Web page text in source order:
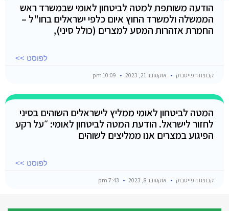
הודעה משותפת למטה לביטחון לאומי שבמשרד ראש
הממשלה ולמשרד החוץ איום כלפי ישראלים בחו"ל –
החמרת אזהרות המסע למצרים (כולל סיני),
לפוסט >>
קבוצת הפייסבוק אוקטובר 21, 2023
המטה לביטחון לאומי ממליץ לישראלים השוהים בסיני
לחזור לישראל. הודעת המטה לביטחון לאומי: ״על רקע
הפיגוע במצרים אנו ממליצים לשוהים
לפוסט >>
קבוצת הפייסבוק אוקטובר 8, 2023